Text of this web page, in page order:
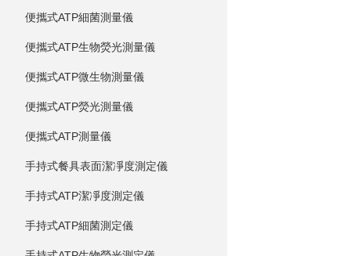
便攜式ATP細菌測量儀
便攜式ATP生物熒光測量儀
便攜式ATP微生物測量儀
便攜式ATP熒光測量儀
便攜式ATP測量儀
手持式餐具表面潔凈度測定儀
手持式ATP潔凈度測定儀
手持式ATP細菌測定儀